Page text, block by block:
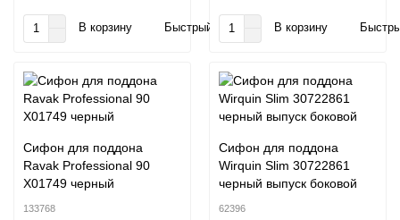
В корзину Быстрый заказ В корзину
Сифон для поддона
Ravak Professional 90
X01749 черный
133768
Сифон для поддона
Wirquin Slim 30722861
черный выпуск боковой
62396